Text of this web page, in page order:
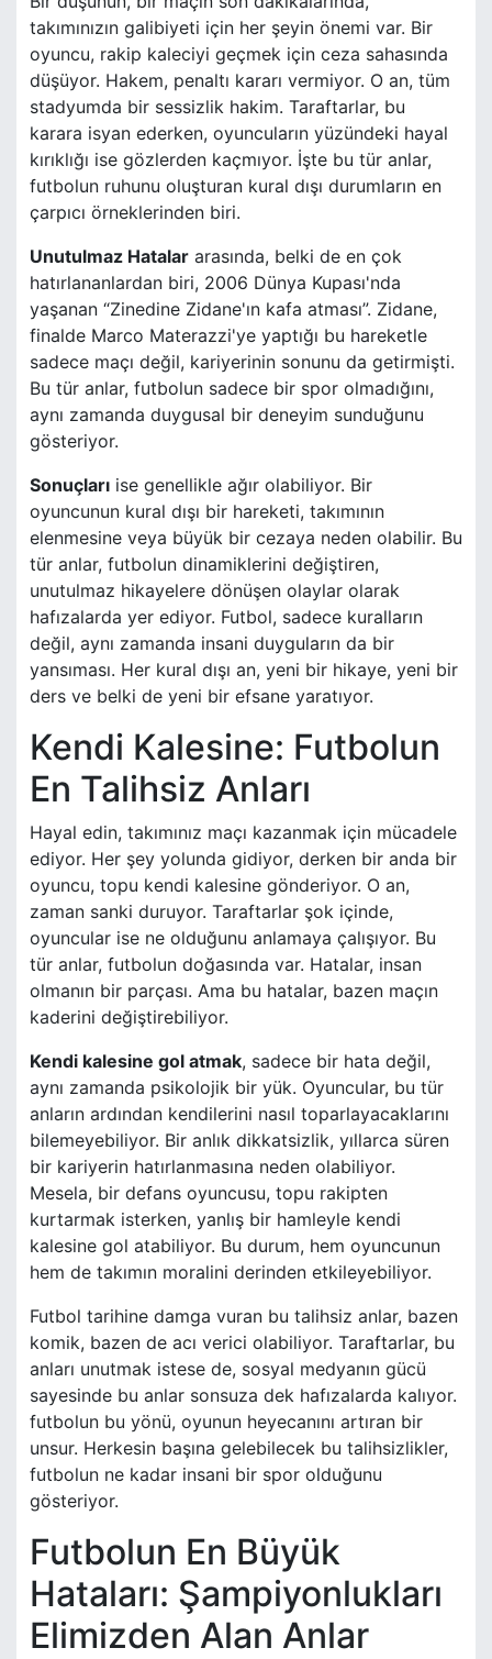
takımınızın galibiyeti için her şeyin önemi var. Bir
oyuncu, rakip kaleciyi geçmek için ceza sahasında
düşüyor. Hakem, penaltı kararı vermiyor. O an, tüm
stadyumda bir sessizlik hakim. Taraftarlar, bu
karara isyan ederken, oyuncuların yüzündeki hayal
kırıklığı ise gözlerden kaçmıyor. İşte bu tür anlar,
futbolun ruhunu oluşturan kural dışı durumların en
çarpıcı örneklerinden biri.
Unutulmaz Hatalar arasında, belki de en çok
hatırlananlardan biri, 2006 Dünya Kupası'nda
yaşanan “Zinedine Zidane'ın kafa atması”. Zidane,
finalde Marco Materazzi'ye yaptığı bu hareketle
sadece maçı değil, kariyerinin sonunu da getirmişti.
Bu tür anlar, futbolun sadece bir spor olmadığını,
aynı zamanda duygusal bir deneyim sunduğunu
gösteriyor.
Sonuçları ise genellikle ağır olabiliyor. Bir
oyuncunun kural dışı bir hareketi, takımının
elenmesine veya büyük bir cezaya neden olabilir. Bu
tür anlar, futbolun dinamiklerini değiştiren,
unutulmaz hikayelere dönüşen olaylar olarak
hafızalarda yer ediyor. Futbol, sadece kuralların
değil, aynı zamanda insani duyguların da bir
yansıması. Her kural dışı an, yeni bir hikaye, yeni bir
ders ve belki de yeni bir efsane yaratıyor.
Kendi Kalesine: Futbolun
En Talihsiz Anları
Hayal edin, takımınız maçı kazanmak için mücadele
ediyor. Her şey yolunda gidiyor, derken bir anda bir
oyuncu, topu kendi kalesine gönderiyor. O an,
zaman sanki duruyor. Taraftarlar şok içinde,
oyuncular ise ne olduğunu anlamaya çalışıyor. Bu
tür anlar, futbolun doğasında var. Hatalar, insan
olmanın bir parçası. Ama bu hatalar, bazen maçın
kaderini değiştirebiliyor.
Kendi kalesine gol atmak, sadece bir hata değil,
aynı zamanda psikolojik bir yük. Oyuncular, bu tür
anların ardından kendilerini nasıl toparlayacaklarını
bilemeyebiliyor. Bir anlık dikkatsizlik, yıllarca süren
bir kariyerin hatırlanmasına neden olabiliyor.
Mesela, bir defans oyuncusu, topu rakipten
kurtarmak isterken, yanlış bir hamleyle kendi
kalesine gol atabiliyor. Bu durum, hem oyuncunun
hem de takımın moralini derinden etkileyebiliyor.
Futbol tarihine damga vuran bu talihsiz anlar, bazen
komik, bazen de acı verici olabiliyor. Taraftarlar, bu
anları unutmak istese de, sosyal medyanın gücü
sayesinde bu anlar sonsuza dek hafızalarda kalıyor.
futbolun bu yönü, oyunun heyecanını artıran bir
unsur. Herkesin başına gelebilecek bu talihsizlikler,
futbolun ne kadar insani bir spor olduğunu
gösteriyor.
Futbolun En Büyük
Hataları: Şampiyonlukları
Elimizden Alan Anlar